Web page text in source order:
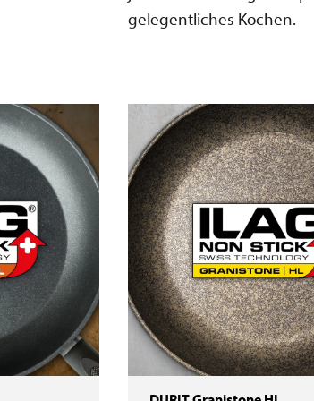
gelegentliches Kochen.
DURIT Granistone HL